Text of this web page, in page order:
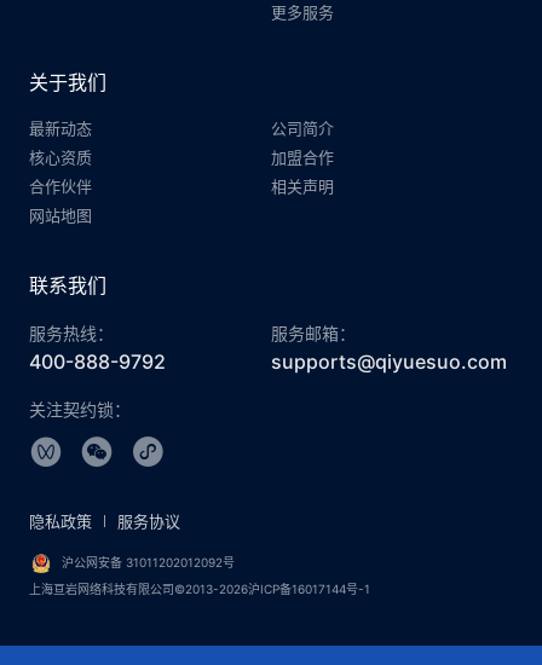
更多服务
关于我们
最新动态
公司简介
核心资质
加盟合作
合作伙伴
相关声明
网站地图
联系我们
服务热线：
400-888-9792
服务邮箱：
supports@qiyuesuo.com
关注契约锁：
沪公网安备 31011202012092号
上海亘岩网络科技有限公司©2013-2026沪ICP备16017144号-1
隐私政策 服务协议